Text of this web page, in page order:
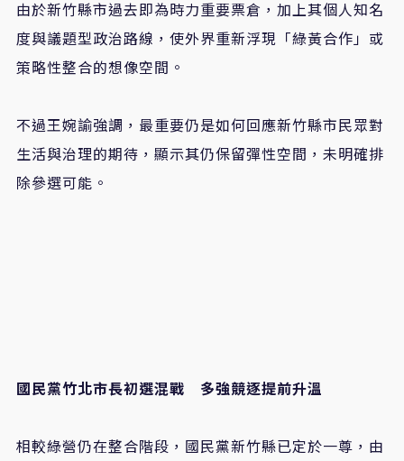
由於新竹縣市過去即為時力重要票倉，加上其個人知名
度與議題型政治路線，使外界重新浮現「綠黃合作」或
策略性整合的想像空間。
不過王婉諭強調，最重要仍是如何回應新竹縣市民眾對
生活與治理的期待，顯示其仍保留彈性空間，未明確排
除參選可能。
國民黨竹北市長初選混戰 多強競逐提前升溫
相較綠營仍在整合階段，國民黨新竹縣已定於一尊，由